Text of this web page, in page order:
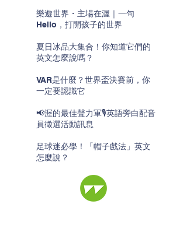
樂遊世界・主場在渥｜一句
Hello，打開孩子的世界
夏日冰品大集合！你知道它們的
英文怎麼說嗎？
VAR是什麼？世界盃決賽前，你
一定要認識它
📢渥的最佳聲力軍🎙️英語旁白配音
員徵選活動訊息
足球迷必學！「帽子戲法」英文
怎麼說？